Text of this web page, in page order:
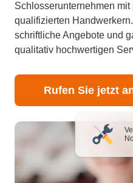
Schlosserunternehmen
qualifizierten
schriftliche Angebote und
qualitativ hochwertigen
Rufen Sie jetzt